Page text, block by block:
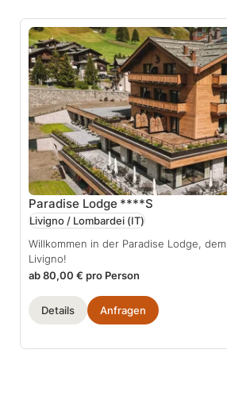
Paradise Lodge ****S
Livigno / Lombardei (IT)
Willkommen in der Paradise Lodge,
Livigno!
ab 80,00 € pro Person
Details Anfragen